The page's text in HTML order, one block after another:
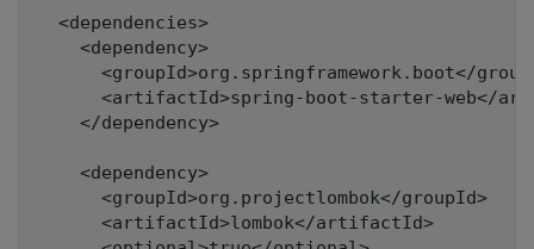
  <dependencies>
    <dependency>
<groupId>org.springframework.boot</
<artifactId>spring-boot-starter-web</
    </dependency>
    <dependency>
      <groupId>org.projectlombok</groupId>
      <artifactId>lombok</artifactId>